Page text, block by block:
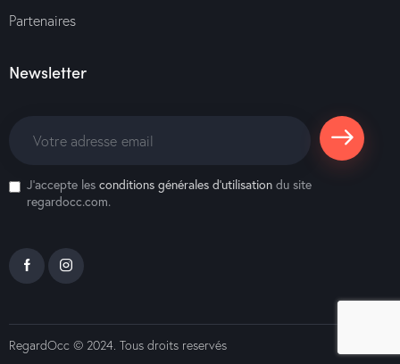
Partenaires
Newsletter
S'abonne
J'accepte les conditions générales d’utilisation du site
regardocc.com.
RegardOcc © 2024. Tous droits reservés